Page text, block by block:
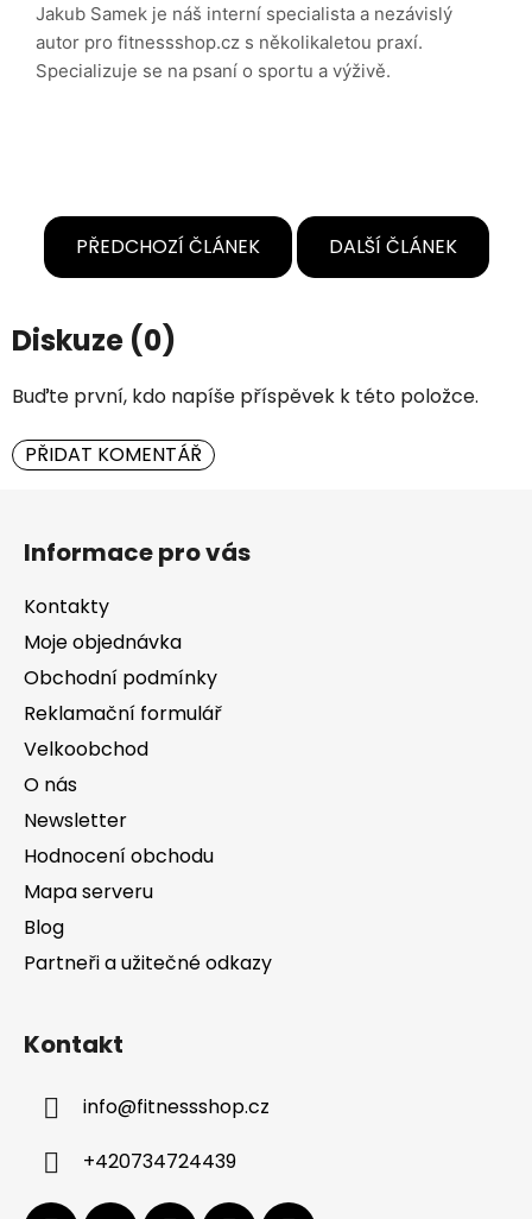
Jakub Samek je náš interní specialista a nezávislý
autor pro fitnessshop.cz s několikaletou praxí.
Specializuje se na psaní o sportu a výživě.
PŘEDCHOZÍ ČLÁNEK DALŠÍ ČLÁNEK
Diskuze (0)
Buďte první, kdo napíše příspěvek k této položce.
PŘIDAT KOMENTÁŘ
Informace pro vás
Kontakty
Moje objednávka
Obchodní podmínky
Reklamační formulář
Velkoobchod
O nás
Newsletter
Hodnocení obchodu
Mapa serveru
Blog
Partneři a užitečné odkazy
Kontakt
info@fitnessshop.cz
+420734724439